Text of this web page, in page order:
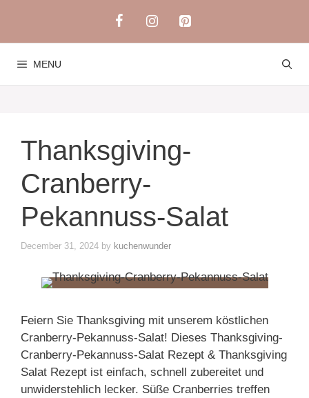
content
MENU
Thanksgiving-
Cranberry-
Pekannuss-Salat
December 31, 2024 by kuchenwunder
Feiern Sie Thanksgiving mit unserem köstlichen
Cranberry-Pekannuss-Salat! Dieses Thanksgiving-
Cranberry-Pekannuss-Salat Rezept & Thanksgiving
Salat Rezept ist einfach, schnell zubereitet und
unwiderstehlich lecker. Süße Cranberries treffen